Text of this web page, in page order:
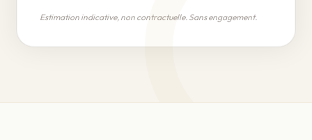
Estimation indicative, non contractuelle. Sans engagement.